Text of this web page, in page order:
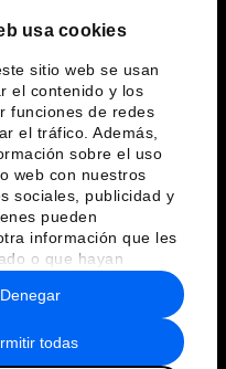
usa cookies
sitio web se usan
el contenido y los
funciones de redes
el tráfico. Además,
sobre el uso
web con nuestros
sociales, publicidad y
pueden
información que les
o que hayan
del uso que haya
todas
Denegar
normas de uso